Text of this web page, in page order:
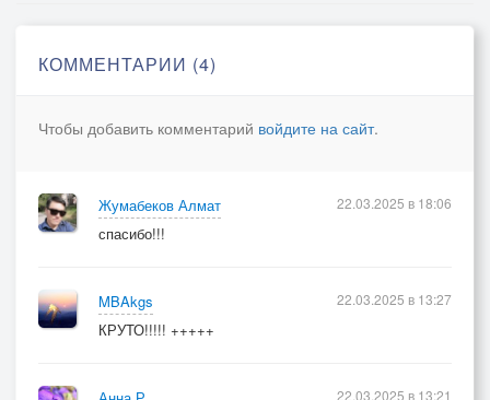
КОММЕНТАРИИ (4)
Чтобы добавить комментарий войдите на сайт.
Жумабеков Алмат
спасибо!!!
22.03.2025 в 18:06
MBAkgs
КРУТО!!!!! +++++
22.03.2025 в 13:27
22.03.2025 в 13:21